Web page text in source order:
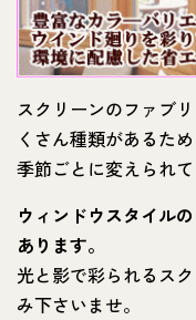
スクリーンのファブ
くさん種類があるため
季節ごとに変えられ
ウィンドウスタイル
あります。
光と影で彩られるス
み下さいませ。